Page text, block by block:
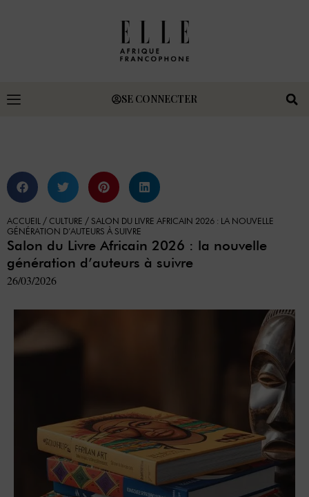
SE CONNECTER
ACCUEIL / CULTURE / SALON DU LIVRE AFRICAIN 2026 : LA NOUVELLE
GÉNÉRATION D’AUTEURS À SUIVRE
Salon du Livre Africain 2026 : la nouvelle
génération d’auteurs à suivre
26/03/2026